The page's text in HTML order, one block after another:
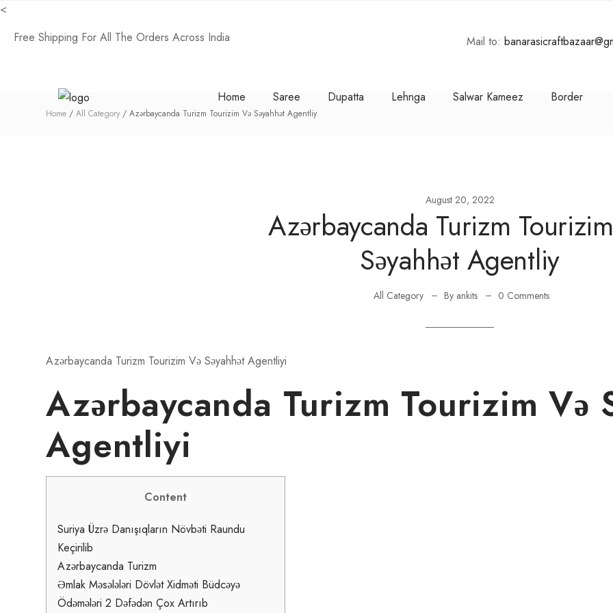
<
Free Shipping For All The Orders Across India
Mail to:
Home Saree Dupatta Lehnga Salwar Kameez Border
Home All Category Azərbaycanda Turizm Tourizim Və Səyahhət Agentliy
August 20, 2022
Azərbaycanda Turizm
Səyahhət Agentliy
All Category By ankits 0 Comments
Azərbaycanda Turizm Tourizim Və Səyahhət Agentliyi
Azərbaycanda Turizm Tourizim Və
Agentliyi
Content
Suriya Üzrə Danışıqların Növbəti Raundu
Keçirilib
Azərbaycanda Turizm
Əmlak Məsələləri Dövlət Xidməti Büdcəyə
Ödəmələri 2 Dəfədən Çox Artırıb